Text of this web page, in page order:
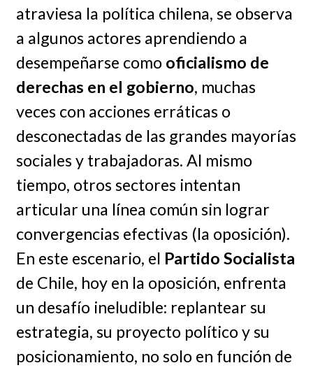
atraviesa la política chilena, se observa
a algunos actores aprendiendo a
desempeñarse como oficialismo de
derechas en el gobierno, muchas
veces con acciones erráticas o
desconectadas de las grandes mayorías
sociales y trabajadoras. Al mismo
tiempo, otros sectores intentan
articular una línea común sin lograr
convergencias efectivas (la oposición).
En este escenario, el Partido Socialista
de Chile, hoy en la oposición, enfrenta
un desafío ineludible: replantear su
estrategia, su proyecto político y su
posicionamiento, no solo en función de